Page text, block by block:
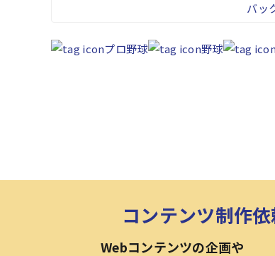
バッ
プロ野球 野球
コンテンツ制作
Webコンテンツの企画や